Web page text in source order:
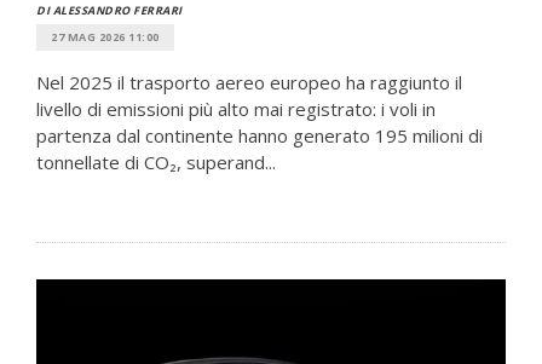
DI ALESSANDRO FERRARI
27 MAG 2026 11:00
Nel 2025 il trasporto aereo europeo ha raggiunto il
livello di emissioni più alto mai registrato: i voli in
partenza dal continente hanno generato 195 milioni di
tonnellate di CO₂, superand...